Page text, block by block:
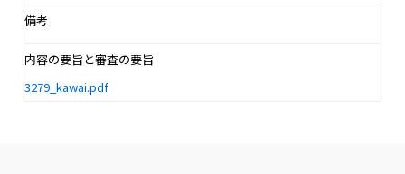
備考
内容の要旨と審査の要旨
3279_kawai.pdf